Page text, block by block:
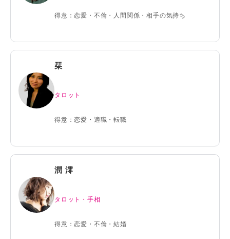
得意：恋愛・不倫・人間関係・相手の気持ち
栞
タロット
得意：恋愛・適職・転職
潤 澪
タロット・手相
得意：恋愛・不倫・結婚